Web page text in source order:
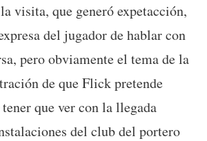
visita, que generó expetacción,
del jugador de hablar con
pero obviamente el tema de la
de que Flick pretende
que ver con la llegada
del club del portero